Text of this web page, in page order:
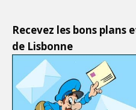
Recevez les bons plans
de Lisbonne